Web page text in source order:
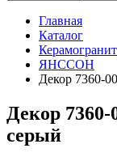
Главная
Каталог
Керамогранит
ЯНССОН
Декор 7360-
Декор
серый